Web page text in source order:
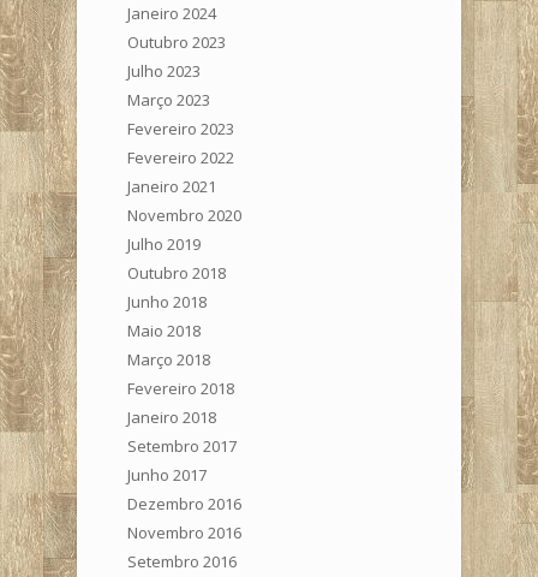
Janeiro 2024
Outubro 2023
Julho 2023
Março 2023
Fevereiro 2023
Fevereiro 2022
Janeiro 2021
Novembro 2020
Julho 2019
Outubro 2018
Junho 2018
Maio 2018
Março 2018
Fevereiro 2018
Janeiro 2018
Setembro 2017
Junho 2017
Dezembro 2016
Novembro 2016
Setembro 2016